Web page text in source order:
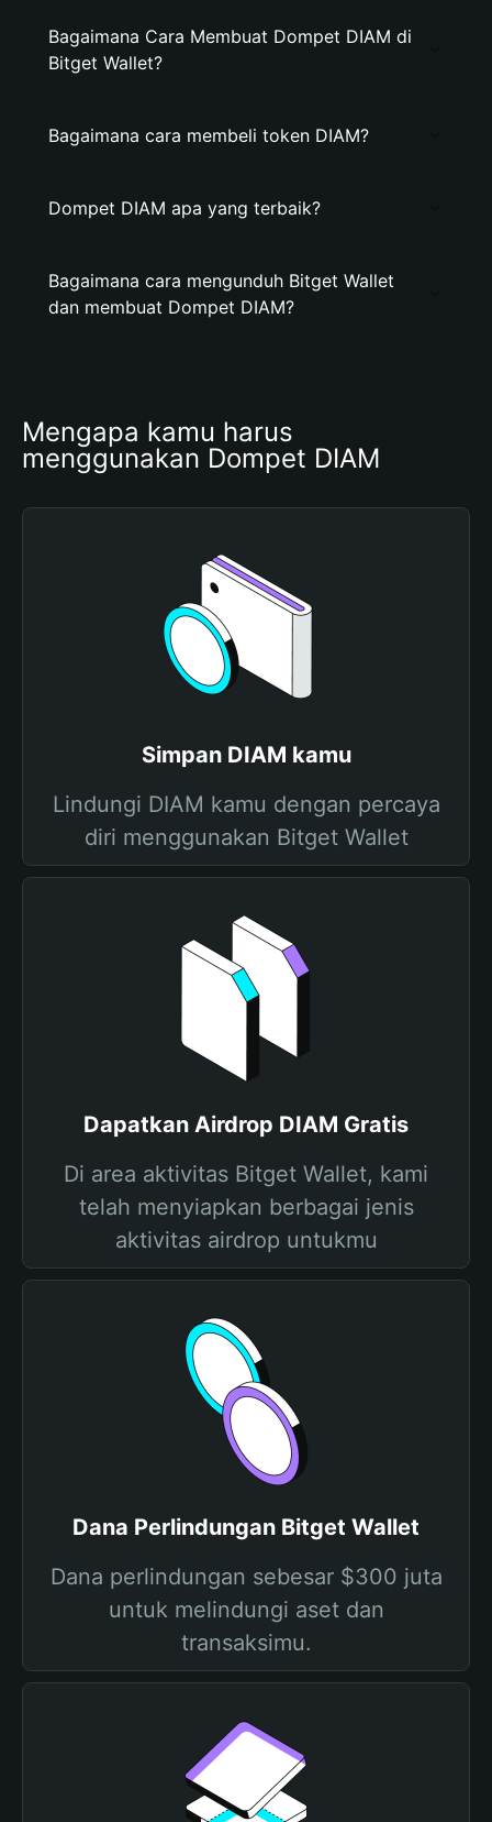
Bagaimana Cara Membuat Dompet DIAM di
Bitget Wallet?
Bagaimana cara membeli token DIAM?
Dompet DIAM apa yang terbaik?
Bagaimana cara mengunduh Bitget Wallet
dan membuat Dompet DIAM?
Mengapa kamu harus
menggunakan Dompet DIAM
Simpan DIAM kamu
Lindungi DIAM kamu dengan percaya
diri menggunakan Bitget Wallet
Dapatkan Airdrop DIAM Gratis
Di area aktivitas Bitget Wallet, kami
telah menyiapkan berbagai jenis
aktivitas airdrop untukmu
Dana Perlindungan Bitget Wallet
Dana perlindungan sebesar $300 juta
untuk melindungi aset dan
transaksimu.